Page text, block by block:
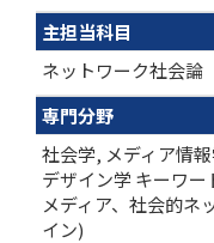
主担当科目
ネットワーク社会論
専門分野
社会学, メディア情
デザイン学 キーワ
メディア、社会的ネ
イン)